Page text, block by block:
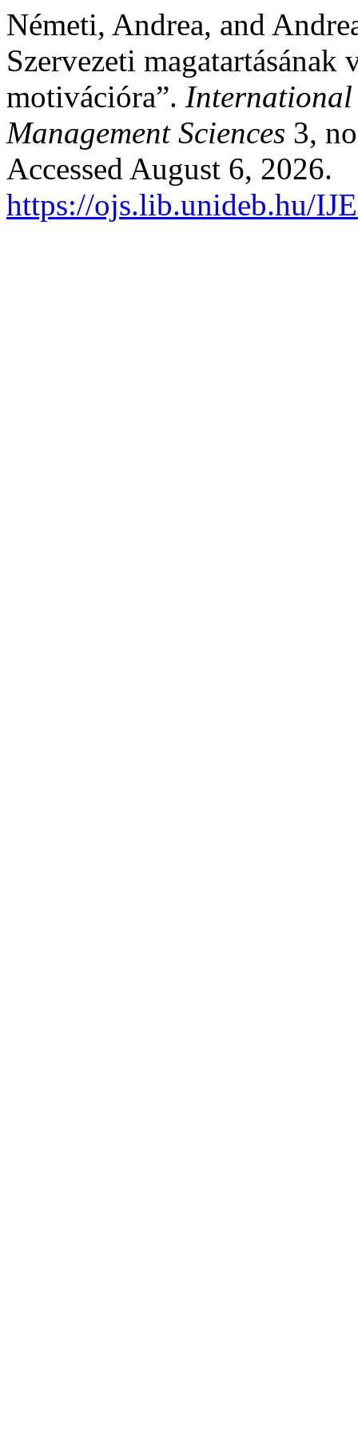
Németi, Andrea, and
Szervezeti
motivációra”.
Management Sciences 3,
Accessed August 6, 2026.
https://ojs.lib.unideb.hu/